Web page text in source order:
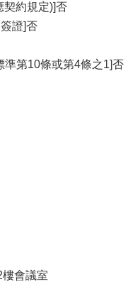
契約規定)]否
證]否
準第10條或第4條之1]否
會議室